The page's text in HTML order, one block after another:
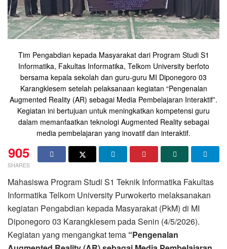
Tim Pengabdian kepada Masyarakat dari Program Studi S1
Informatika, Fakultas Informatika, Telkom University berfoto
bersama kepala sekolah dan guru-guru MI Diponegoro 03
Karangklesem setelah pelaksanaan kegiatan “Pengenalan
Augmented Reality (AR) sebagai Media Pembelajaran Interaktif”.
Kegiatan ini bertujuan untuk meningkatkan kompetensi guru
dalam memanfaatkan teknologi Augmented Reality sebagai
media pembelajaran yang inovatif dan interaktif.
905
SHARES
Mahasiswa Program Studi S1 Teknik Informatika Fakultas
Informatika Telkom University Purwokerto melaksanakan
kegiatan Pengabdian kepada Masyarakat (PkM) di MI
Diponegoro 03 Karangklesem pada Senin (4/5/2026).
Kegiatan yang mengangkat tema “Pengenalan